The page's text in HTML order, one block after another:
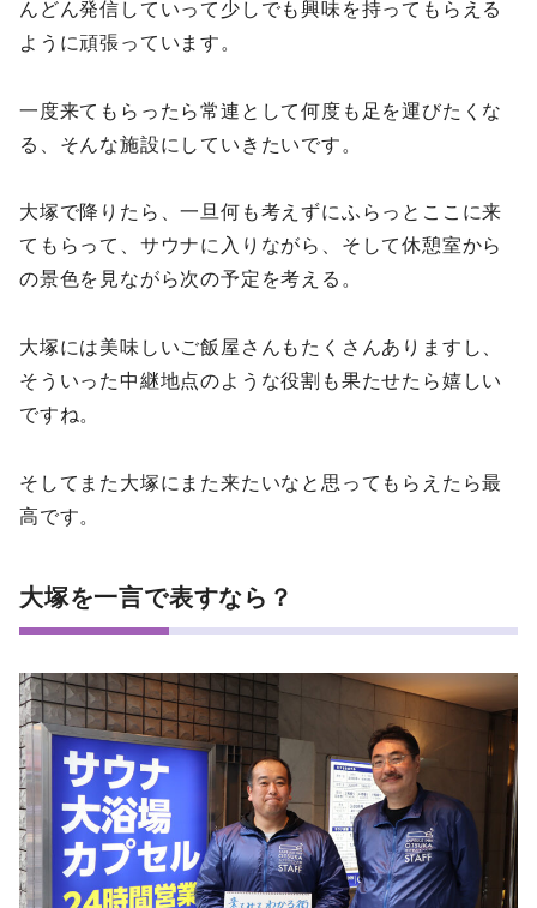
んどん発信していって少しでも興味を持ってもらえる
ように頑張っています。
一度来てもらったら常連として何度も足を運びたくな
る、そんな施設にしていきたいです。
大塚で降りたら、一旦何も考えずにふらっとここに来
てもらって、サウナに入りながら、そして休憩室から
の景色を見ながら次の予定を考える。
大塚には美味しいご飯屋さんもたくさんありますし、
そういった中継地点のような役割も果たせたら嬉しい
ですね。
そしてまた大塚にまた来たいなと思ってもらえたら最
高です。
大塚を一言で表すなら？